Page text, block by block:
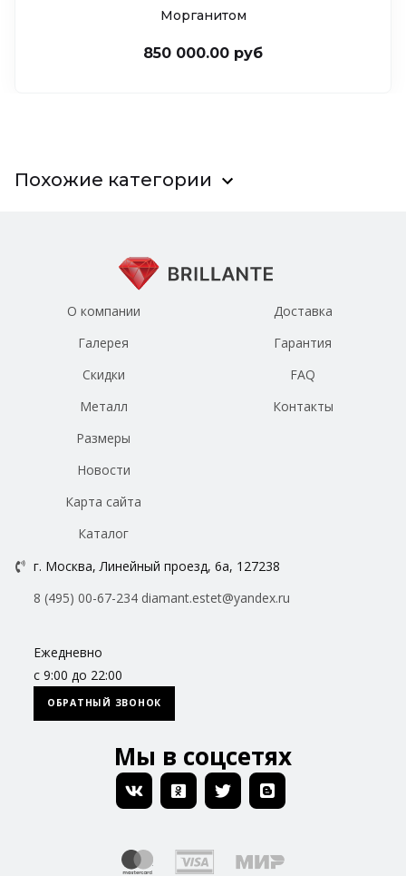
Морганитом
850 000.00 руб
Похожие категории
О компании
Галерея
Скидки
Металл
Размеры
Новости
Доставка
Гарантия
FAQ
Контакты
Карта сайта
Каталог
г. Москва, Линейный проезд, 6а, 127238
8 (495) 00-67-234 diamant.estet@yandex.ru
Ежедневно
с 9:00 до 22:00
ОБРАТНЫЙ ЗВОНОК
Мы в соцсетях